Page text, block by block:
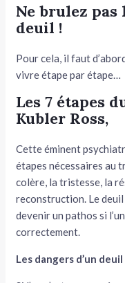
Ne brulez pas
deuil !
Pour cela, il faut
vivre étape par étape…
Les 7 étapes
Kubler Ross,
Cette éminent
étapes nécessaires au
colère, la tristesse, la
reconstruction. Le
devenir un pathos si
correctement.
Les dangers d’un